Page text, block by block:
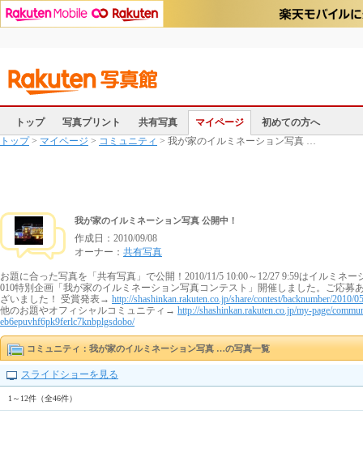
トップ 写真プリント 共有写真 マイページ
初めての方へ
トップ> マイページ > コミュニティ > 我が家のイルミネーション写真 …
我が家のイルミネーション写真 公開中！
作成日： 2010/09/08
オーナー： 共有写真
お題に合った写真を「共有写真」で公開！2010/11/5 10:00～12/27 9:59はイルミネー
010特別企画「我が家のイルミネーション写真コンテスト」開催しました。ご応募
ざいました！ 受賞発表→ http://shashinkan.rakuten.co.jp/share/contest/backnumber/2010/
他のお題やオフィシャルコミュニティ→ http://shashinkan.rakuten.co.jp/my-page/
eb6epuvhf6pk9ferlc7knbplgsdobo/
コミュニティ：我が家のイルミネーション写真 …の写真一覧
スライドショーを見る
1～12件（全46件）